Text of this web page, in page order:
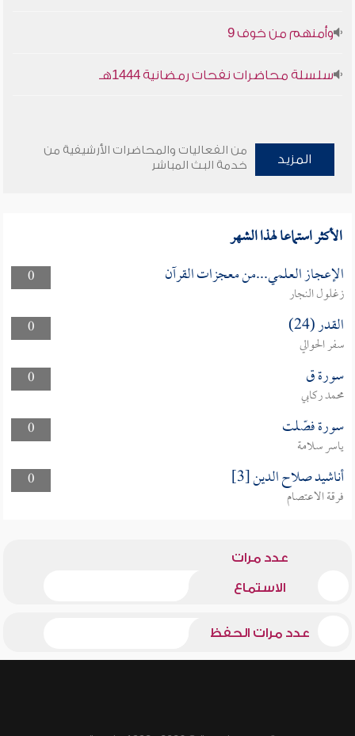
وأمنهم من خوف 9
سلسلة محاضرات نفحات رمضانية 1444هـ
المزيد
من الفعاليات والمحاضرات الأرشيفية من
خدمة البث المباشر
الأكثر استماعا لهذا الشهر
0 الإعجاز العلمي...من معجزات القرآن
زغلول النجار
0
القدر (24)
سفر الحوالي
0
سورة ق
محمد ركابي
0
سورة فصّلت
ياسر سلامة
0
أناشيد صلاح الدين [3]
فرقة الاعتصام
عدد مرات
الاستماع
عدد مرات الحفظ